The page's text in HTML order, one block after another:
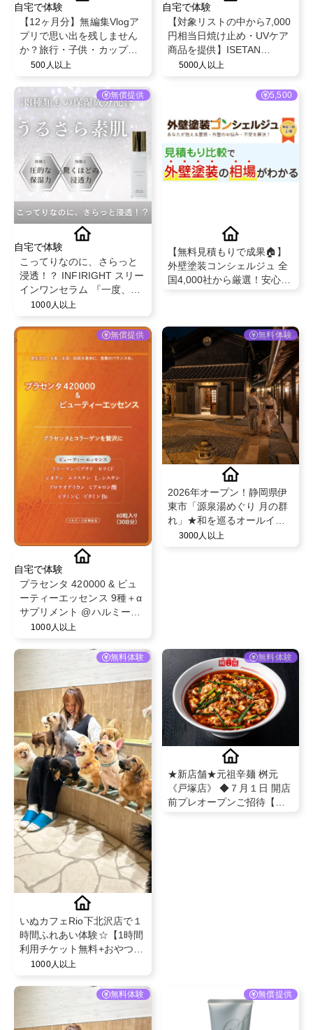
自宅で体験
【12ヶ月分】無編集Vlogア
プリで思い出を残しません
か？旅行・子供・カップ
ル・ペット🐶無料でPro版を
500人以上
自宅で体験
【対象リストの中から7,000
円相当日焼け止め・UVケア
商品を提供】ISETAN
BEAUTY onlineの購入体験
5000人以上
無償提供
自宅で体験
こってりなのに、さらっと
浸透！？ INFIRIGHT スリー
インワンセラム 『一度、体
感するとやめられない』
1000人以上
5,500
【無料見積もりで成果🏠】
外壁塗装コンシェルジュ 全
国4,000社から厳選！安心の
無償提供
自宅で体験
プラセンタ 420000 & ビュ
ーティーエッセンス 9種＋α
サプリメント @ハルミーズ
合同会社
1000人以上
無料体験
2026年オープン！静岡県伊
東市「源泉湯めぐり 月の群
れ」★和を巡るオールイン
クルーシブ【高級旅館 1泊
3000人以上
無料体験
いぬカフェRio下北沢店で１
時間ふれあい体験☆【1時間
利用チケット無料+おやつ体
験】1000人以上
無料体験
★新店舗★元祖辛麺 桝元
《戸塚店》 ◆７月１日 開店
前プレオープンご招待【辛
無料体験 無償提供